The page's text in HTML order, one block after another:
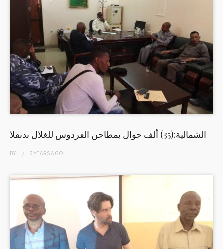
الشمالية:(35) ألف جوال بمطاحن الفردوس للغلال بدنقلا
BY 5 YEARSAGO